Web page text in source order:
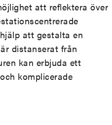
att reflektera över
att gestalta en
distanserat från
kan erbjuda ett
komplicerade